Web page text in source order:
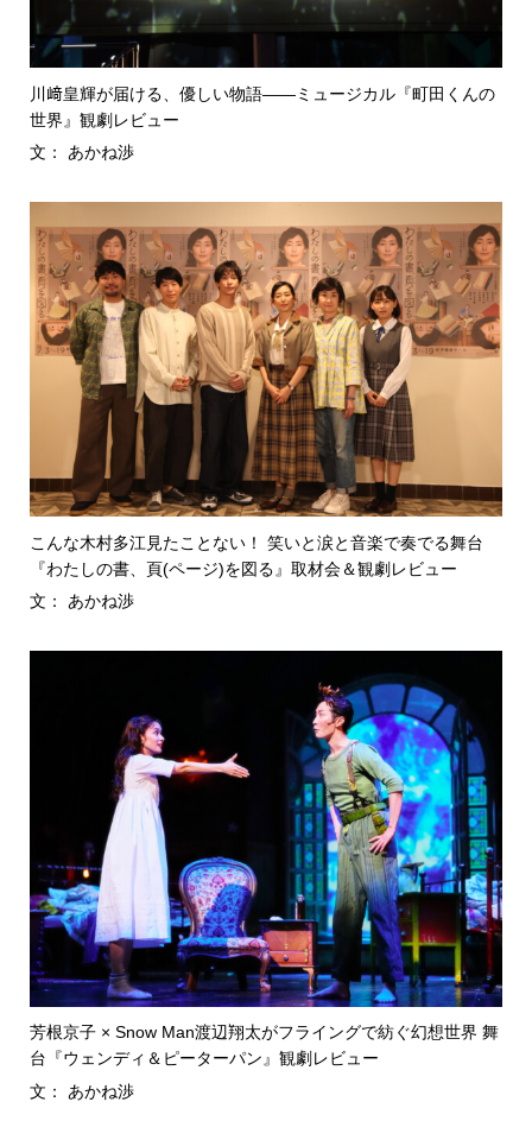
川﨑皇輝が届ける、優しい物語――ミュージカル『町田くんの
世界』観劇レビュー
文： あかね渉
こんな木村多江見たことない！ 笑いと涙と音楽で奏でる舞台
『わたしの書、頁(ページ)を図る』取材会＆観劇レビュー
文： あかね渉
芳根京子 × Snow Man渡辺翔太がフライングで紡ぐ幻想世界 舞
台『ウェンディ＆ピーターパン』観劇レビュー
文： あかね渉